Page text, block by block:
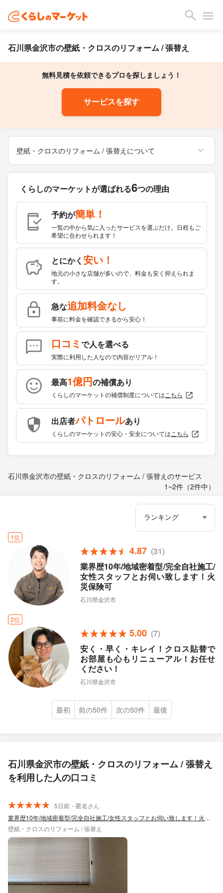
石川県金沢市の壁紙・クロスのリフォーム / 張替え
無料見積を依頼できるプロを探しましょう！
サービスを探す
壁紙・クロスのリフォーム / 張替えについて
くらしのマーケットが選ばれる6つの理由
予約が簡単！
一覧の中から気に入ったサービスを選ぶだけ。日程もご
希望に合わせられます！
とにかく 安い！
地元の小さな店舗が多いので、料金も安く抑えられま
す。
急な追加料金なし
事前に料金を確認できるから安心！
口コミで人を選べる
実際に利用した人なので内容がリアル！
最高1億円の補償あり
くらしのマーケットの補償制度については こちら
出店者パトロールあり
くらしのマーケットの安心・安全については こちら
石川県金沢市の壁紙・クロスのリフォーム / 張替えのサービス
1~2件（2件中）
1位
4.87 (31)
業界歴10年/地域密着型/完全自社施工/
女性スタッフとお伺い致します！火
災保険可
石川県金沢市
2位
5.00 (7)
安く・早く・キレイ！クロス貼替で
お部屋も心もリニューアル！お任せ
ください！
石川県金沢市
最初 前の50件 次の50件 最後
石川県金沢市の壁紙・クロスのリフォーム / 張替え
を利用した人の口コミ
5日前・匿名さん
業界歴10年/地域密着型/完全自社施工/女性スタッフとお伺い致します！火災保険可
壁紙・クロスのリフォーム / 張替え